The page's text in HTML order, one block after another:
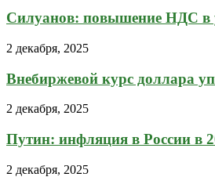
Силуанов: повышение НДС в
2 декабря, 2025
Внебиржевой курс доллара
2 декабря, 2025
Путин: инфляция в России в
2 декабря, 2025